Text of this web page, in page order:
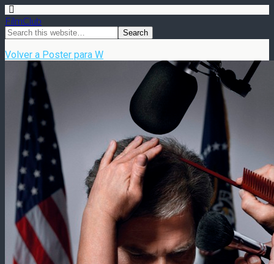
FilmClub
Volver a Poster para W